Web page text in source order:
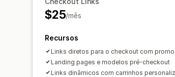
$25/mês
Recursos
Links diretos para o checkout com
Landing pages e modelos pré-checkout
Links dinâmicos com carrinhos